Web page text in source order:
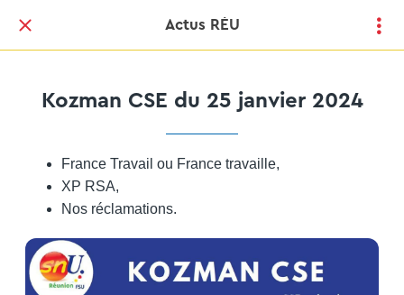
Actus RÉU
Kozman CSE du 25 janvier 2024
France Travail ou France travaille,
XP RSA,
Nos réclamations.